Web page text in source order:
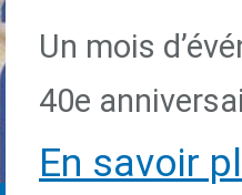
Un mois
40e
En savoir